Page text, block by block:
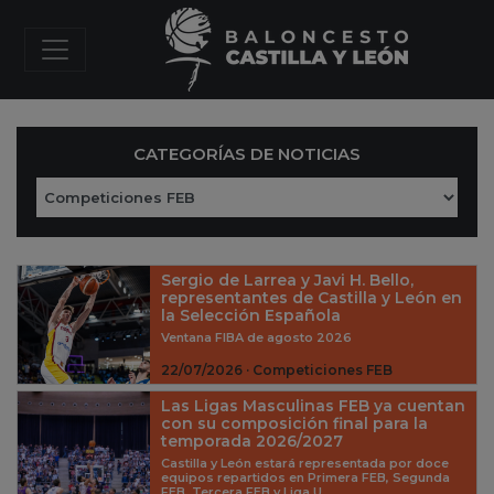
CATEGORÍAS DE NOTICIAS
Sergio de Larrea y Javi H. Bello,
representantes de Castilla y León en
la Selección Española
Ventana FIBA de agosto 2026
22/07/2026 · Competiciones FEB
Las Ligas Masculinas FEB ya cuentan
con su composición final para la
temporada 2026/2027
Castilla y León estará representada por doce
equipos repartidos en Primera FEB, Segunda